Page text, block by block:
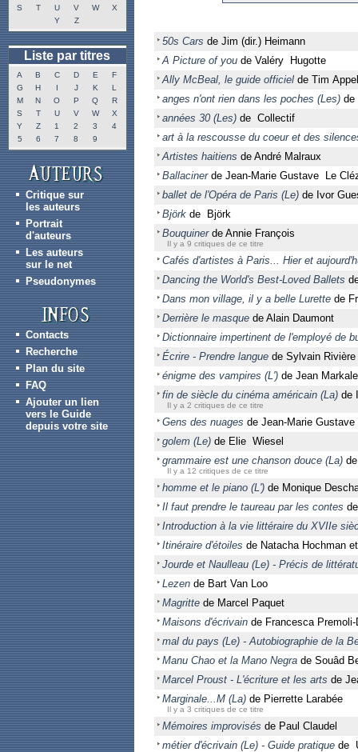
S
T U V W
X
Y
Z
Liste par titres
A B C D E
F
G
H I J K
L
M
N O P Q
R
S
T U V W
X
Y
Z 1 2 3
4
5
6 7 8 9
Critique sur
les auteurs
Portrait
d'auteurs
Les auteurs
sur le net
Pseudonymes
Contacts
Recherche
Plan du site
FAQ
Ajouter un lien
vers le Guide
depuis votre site
50s Cars de Jim (dir.) Heimann
A Picture of you de Valéry Hugotte
Ally McBeal, le guide officiel de Tim
anges n'ont rien dans les poches (Les) de
années 30 (Les) de Collectif
art à la rescousse du coeur et des
Artistes haitiens de André Malraux
Ballacinerde Jean-Marie Gustave Le
ballet de l'Opéra de Paris (Le) de Ivor
Björk de Björk
Bouquinerde Annie François
Il y a 9 critiques de ce titre
Cafés d'artistes à Paris... Hier et
Dancing the World's Best-Loved Ballets
Dans mon village, il y a belle Lurette de
Derrière le masque de Alain Daumont
Dictionnaire impertinent de l'employé de
Écrire - Prendre langue de Sylvain Rivière
énigme des vampires (L') de Jean Markale
fin de siècle du cinéma américain (La) de
Il y a 2 critiques de ce titre
Gens des nuages de Jean-Marie Gustave
golem (Le) de Elie Wiesel
grammaire est une chanson douce (La)
Il y a 12 critiques de ce titre
homme et le piano (L') de Monique
Il faut prendre le taureau par les contes
Introduction à la vie littéraire du XVIIe
Itinéraire d'étoiles de Natacha Hochman
Jourde et Naulleau (Le) - Précis de
Lezen de Bart Van Loo
Magritte de Marcel Paquet
Maisons d'écrivain de Francesca
mal du pays (Le) - Autobiographie de la
Manu Chao et la Mano Negra de Souâd
Marcel Proust - L'écriture et les arts de
Marginale...M (La) de Pierrette Larabée
Il y a 3 critiques de ce titre
Mémoires improvisés de Paul Claudel
métier d'écrivain (Le) - Guide pratique de